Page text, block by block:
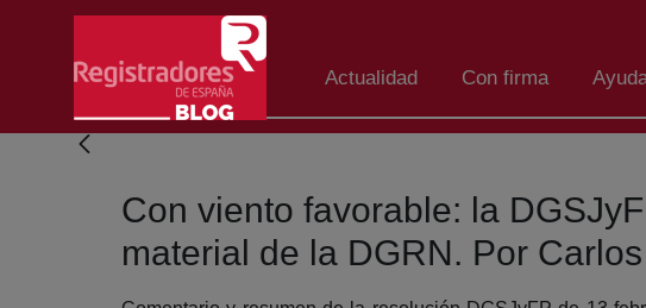
Saltar al contenido principal
Actualidad Con firma
Con viento favorable: la
material de la DGRN. Por